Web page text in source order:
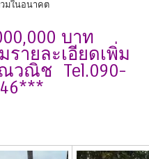
มในอนาคต
บาท
ายละเอียดเพิ่ม
วณิช Tel.090-